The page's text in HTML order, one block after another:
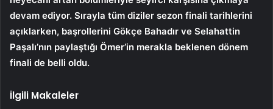
devam ediyor. Sırayla tüm diziler sezon finali tarihlerini
açıklarken, başrollerini Gökçe Bahadır ve Selahattin
Paşalı’nın paylaştığı Ömer’in merakla beklenen dönem
finali de belli oldu.
İlgili Makaleler